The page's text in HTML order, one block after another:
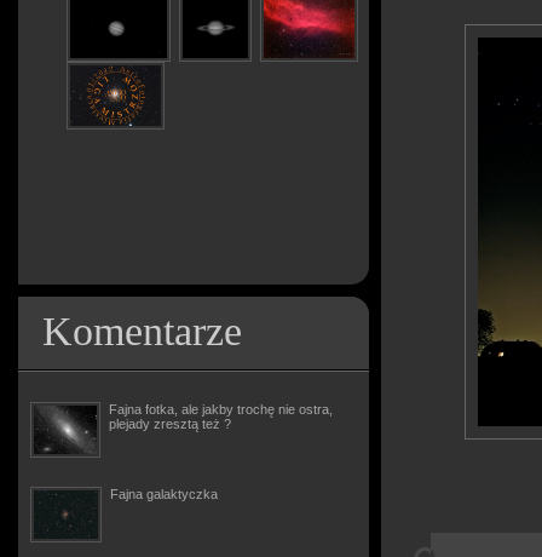
Komentarze
Fajna fotka, ale jakby trochę nie ostra,
plejady zresztą też ?
Fajna galaktyczka